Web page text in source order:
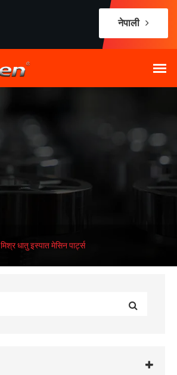
नेपाली
मिश्र धातु इस्पात मेसिन पार्ट्स